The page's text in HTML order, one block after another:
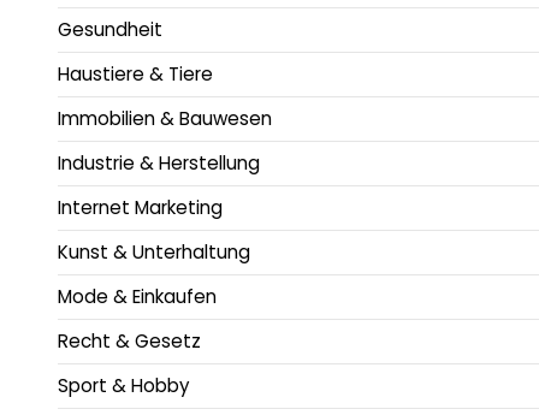
Gesundheit
Haustiere & Tiere
Immobilien & Bauwesen
Industrie & Herstellung
Internet Marketing
Kunst & Unterhaltung
Mode & Einkaufen
Recht & Gesetz
Sport & Hobby